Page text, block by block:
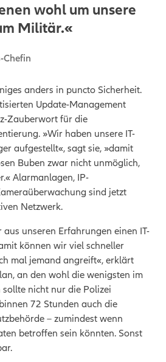
wohl um unsere
Militär.«
Chefin
anders in puncto Sicherheit.
Update-Management
Zauberwort für die
»Wir haben unsere IT-
aufgestellt«, sagt sie, »damit
Buben zwar nicht unmöglich,
Alarmanlagen, IP-
sind jetzt
Netzwerk.
unseren Erfahrungen einen IT-
können wir viel schneller
mal jemand angreift«, erklärt
an den wohl die wenigsten im
nicht nur die Polizei
72 Stunden auch die
– zumindest wenn
betroffen sein könnten. Sonst